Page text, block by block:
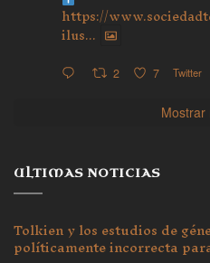
https://
ilus...
2 7 Twitter
Mostrar
ULTIMAS NOTICIAS
Tolkien y los estudios de
políticamente incorrecta